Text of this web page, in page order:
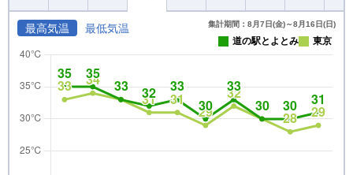
最高気温 最低気温 集計期間：8月7日(金)～8月16日(日)
道の駅とよとみ 東京